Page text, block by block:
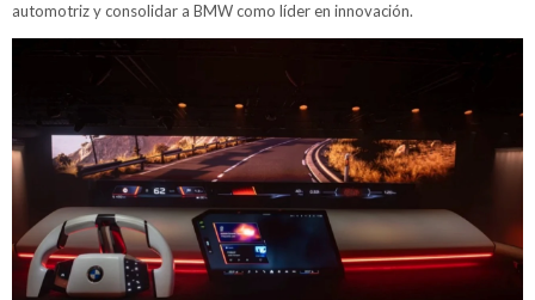
automotriz y consolidar a BMW como líder en innovación.